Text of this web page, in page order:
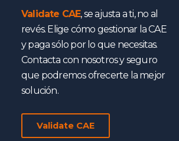
Validate CAE, se ajusta a ti, no al
revés. Elige cómo gestionar la CAE
y paga sólo por lo que necesitas.
Contacta con nosotros y seguro
que podremos ofrecerte la mejor
solución.
Validate CAE